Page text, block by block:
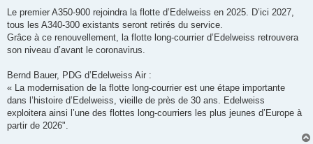
Le premier A350-900 rejoindra la flotte d’Edelweiss en 2025. D’ici 2027,
tous les A340-300 existants seront retirés du service.
Grâce à ce renouvellement, la flotte long-courrier d’Edelweiss retrouvera
son niveau d’avant le coronavirus.
Bernd Bauer, PDG d’Edelweiss Air :
« La modernisation de la flotte long-courrier est une étape importante
dans l’histoire d’Edelweiss, vieille de près de 30 ans. Edelweiss
exploitera ainsi l’une des flottes long-courriers les plus jeunes d’Europe à
partir de 2026".